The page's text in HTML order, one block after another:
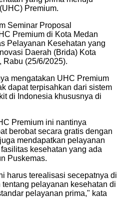
Premium.
Seminar Proposal
Premium di Kota Medan
Pelayanan Kesehatan yang
Daerah (Brida) Kota
Rabu (25/6/2025).
mengatakan UHC Premium
dapat terpisahkan dari sistem
di Indonesia khususnya di
Premium ini nantinya
berobat secara gratis dengan
mendapatkan pelayanan
kesehatan yang ada
Puskemas.
harus terealisasi secepatnya di
pelayanan kesehatan di
pelayanan prima," kata